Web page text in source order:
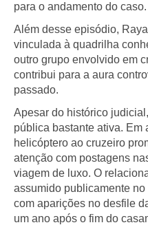
para o andamento do caso.
Além desse episódio,
vinculada à quadrilha
outro grupo envolvido em
contribui para a aura
passado.
Apesar do histórico
pública bastante ativa. Em
helicóptero ao cruzeiro
atenção com postagens
viagem de luxo. O
assumido publicamente no
com aparições no desfile
um ano após o fim do